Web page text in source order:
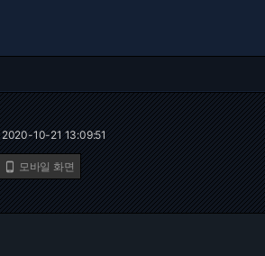
2020-10-21 13:09:51
 모바일 화면